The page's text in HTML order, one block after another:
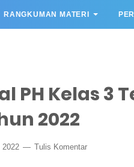
RANGKUMAN MATERI
PH Kelas 3
2022
2022 Tulis Komentar